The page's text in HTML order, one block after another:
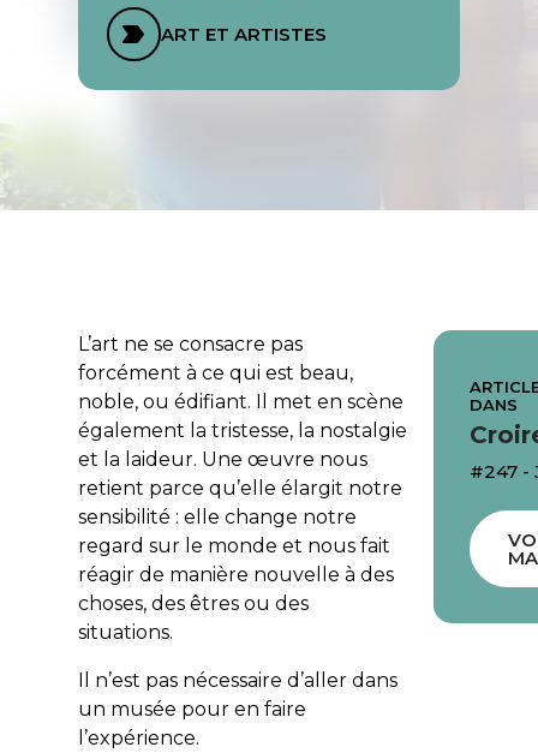
ART ET ARTISTES
L’art ne se consacre pas
forcément à ce qui est beau,
noble, ou édifiant. Il met en scène
également la tristesse, la nostalgie
et la laideur. Une œuvre nous
retient parce qu’elle élargit notre
sensibilité : elle change notre
regard sur le monde et nous fait
réagir de manière nouvelle à des
choses, des êtres ou des
situations.
Il n’est pas nécessaire d’aller dans
un musée pour en faire
l’expérience.
DANS
#247 -